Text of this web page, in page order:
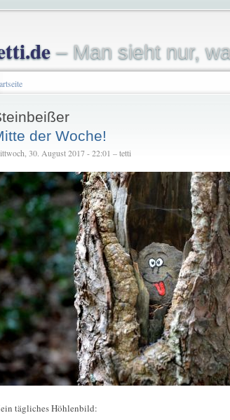
– Man sieht nur,
der Woche!
30. August 2017 - 22:01 – tetti
tägliches Höhlenbild: